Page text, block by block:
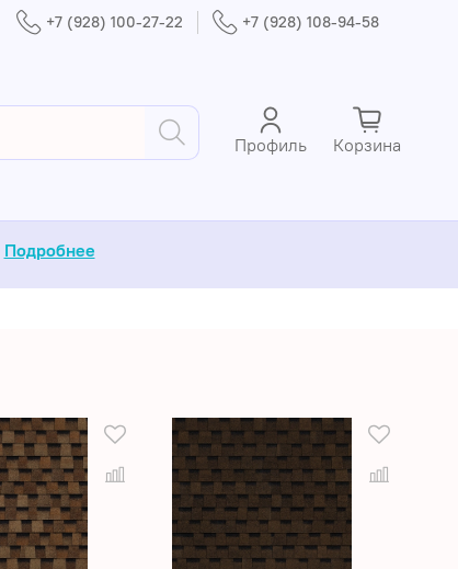
+7 (928) 100-27-22 +7 (928) 108-94-58
Профиль Корзина
Подробнее